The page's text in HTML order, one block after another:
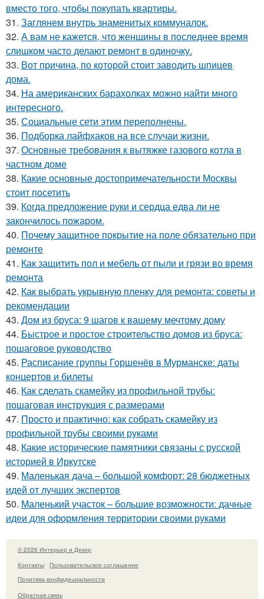
вместо того, чтобы покупать квартиры.
31. Заглянем внутрь знаменитых коммуналок.
32. А вам не кажется, что женщины в последнее время
слишком часто делают ремонт в одиночку.
33. Вот причина, по которой стоит заводить шпицев
дома.
34. На американских барахолках можно найти много
интересного.
35. Социальные сети этим переполнены.
36. Подборка лайфхаков на все случаи жизни.
37. Основные требования к вытяжке газового котла в
частном доме
38. Какие основные достопримечательности Москвы
стоит посетить
39. Когда предложение руки и сердца едва ли не
закончилось пожаром.
40. Почему защитное покрытие на поле обязательно при
ремонте
41. Как защитить пол и мебель от пыли и грязи во время
ремонта
42. Как выбрать укрывную пленку для ремонта: советы и
рекомендации
43. Дом из бруса: 9 шагов к вашему мечтому дому
44. Быстрое и простое строительство домов из бруса:
пошаговое руководство
45. Расписание группы Горшенёв в Мурманске: даты
концертов и билеты
46. Как сделать скамейку из профильной трубы:
пошаговая инструкция с размерами
47. Просто и практично: как собрать скамейку из
профильной трубы своими руками
48. Какие исторические памятники связаны с русской
историей в Иркутске
49. Маленькая дача – большой комфорт: 28 бюджетных
идей от лучших экспертов
50. Маленький участок – большие возможности: дачные
идеи для оформления территории своими руками
© 2026 Интерьер и Декор
Контакты
Пользовательское соглашение
Политика конфидециальности
Обратная связь